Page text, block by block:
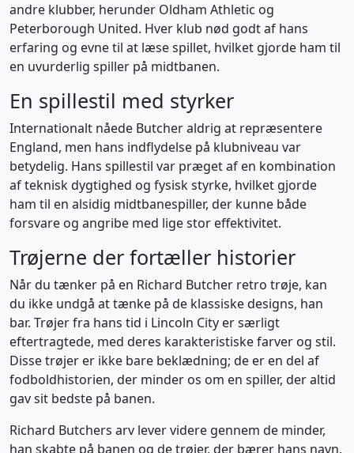
andre klubber, herunder Oldham Athletic og
Peterborough United. Hver klub nød godt af hans
erfaring og evne til at læse spillet, hvilket gjorde ham til
en uvurderlig spiller på midtbanen.
En spillestil med styrker
Internationalt nåede Butcher aldrig at repræsentere
England, men hans indflydelse på klubniveau var
betydelig. Hans spillestil var præget af en kombination
af teknisk dygtighed og fysisk styrke, hvilket gjorde
ham til en alsidig midtbanespiller, der kunne både
forsvare og angribe med lige stor effektivitet.
Trøjerne der fortæller historier
Når du tænker på en Richard Butcher retro trøje, kan
du ikke undgå at tænke på de klassiske designs, han
bar. Trøjer fra hans tid i Lincoln City er særligt
eftertragtede, med deres karakteristiske farver og stil.
Disse trøjer er ikke bare beklædning; de er en del af
fodboldhistorien, der minder os om en spiller, der altid
gav sit bedste på banen.
Richard Butchers arv lever videre gennem de minder,
han skabte på banen og de trøjer, der bærer hans navn.